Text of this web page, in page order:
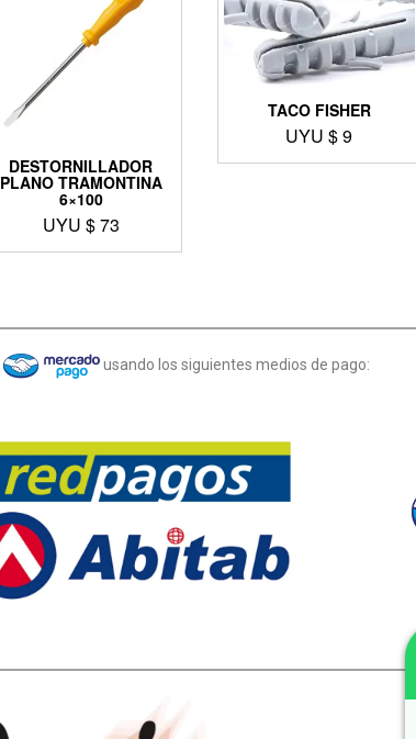
DESTORNILLADOR
PLANO TRAMONTINA
6×100
UYU $73
TACO FISHER
UYU $9
usando los siguientes medios de pago: